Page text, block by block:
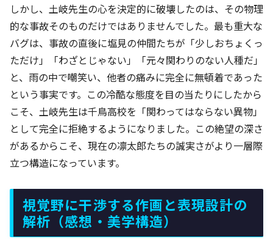
しかし、土岐先生の心を決定的に破壊したのは、その物理
的な事故そのものだけではありませんでした。最も重大な
バグは、事故の直後に塩見の仲間たちが「少しおちょくっ
ただけ」「わざとじゃない」「元々関わりのない人種だ」
と、雨の中で嘲笑い、他者の痛みに完全に無頓着であった
という事実です。この冷酷な態度を目の当たりにしたから
こそ、土岐先生は千鳥高校を「関わってはならない異物」
として完全に拒絶するようになりました。この絶望の深さ
があるからこそ、現在の凛太郎たちの誠実さがより一層際
立つ構造になっています。
視覚野に干渉する作画と表現設計の
解析（感想・美学構造）